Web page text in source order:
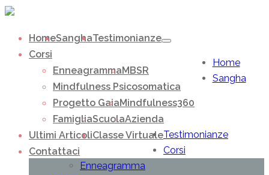
HomeSanghaTestimonianze
Corsi
EnneagrammaMBSR
Mindfulness Psicosomatica
Progetto GaiaMindfulness360
FamigliaScuolaAzienda
Ultimi ArticoliClasse Virtuale
Contattaci
Home
Sangha
Testimonianze
Corsi
Enneagramma